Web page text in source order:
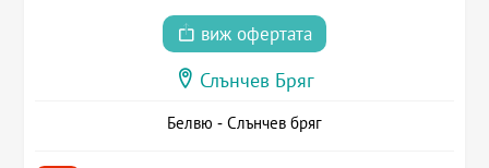
виж офертата
Слънчев Бряг
Белвю - Слънчев бряг